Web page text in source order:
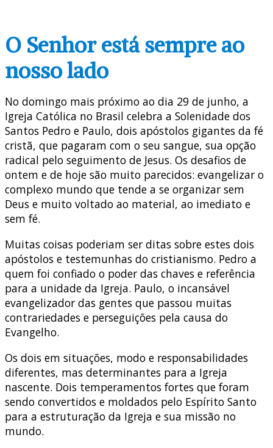
O Senhor está sempre ao
nosso lado
No domingo mais próximo ao dia 29 de junho, a
Igreja Católica no Brasil celebra a Solenidade dos
Santos Pedro e Paulo, dois apóstolos gigantes da fé
cristã, que pagaram com o seu sangue, sua opção
radical pelo seguimento de Jesus. Os desafios de
ontem e de hoje são muito parecidos: evangelizar o
complexo mundo que tende a se organizar sem
Deus e muito voltado ao material, ao imediato e
sem fé.
Muitas coisas poderiam ser ditas sobre estes dois
apóstolos e testemunhas do cristianismo. Pedro a
quem foi confiado o poder das chaves e referência
para a unidade da Igreja. Paulo, o incansável
evangelizador das gentes que passou muitas
contrariedades e perseguições pela causa do
Evangelho.
Os dois em situações, modo e responsabilidades
diferentes, mas determinantes para a Igreja
nascente. Dois temperamentos fortes que foram
sendo convertidos e moldados pelo Espírito Santo
para a estruturação da Igreja e sua missão no
mundo.